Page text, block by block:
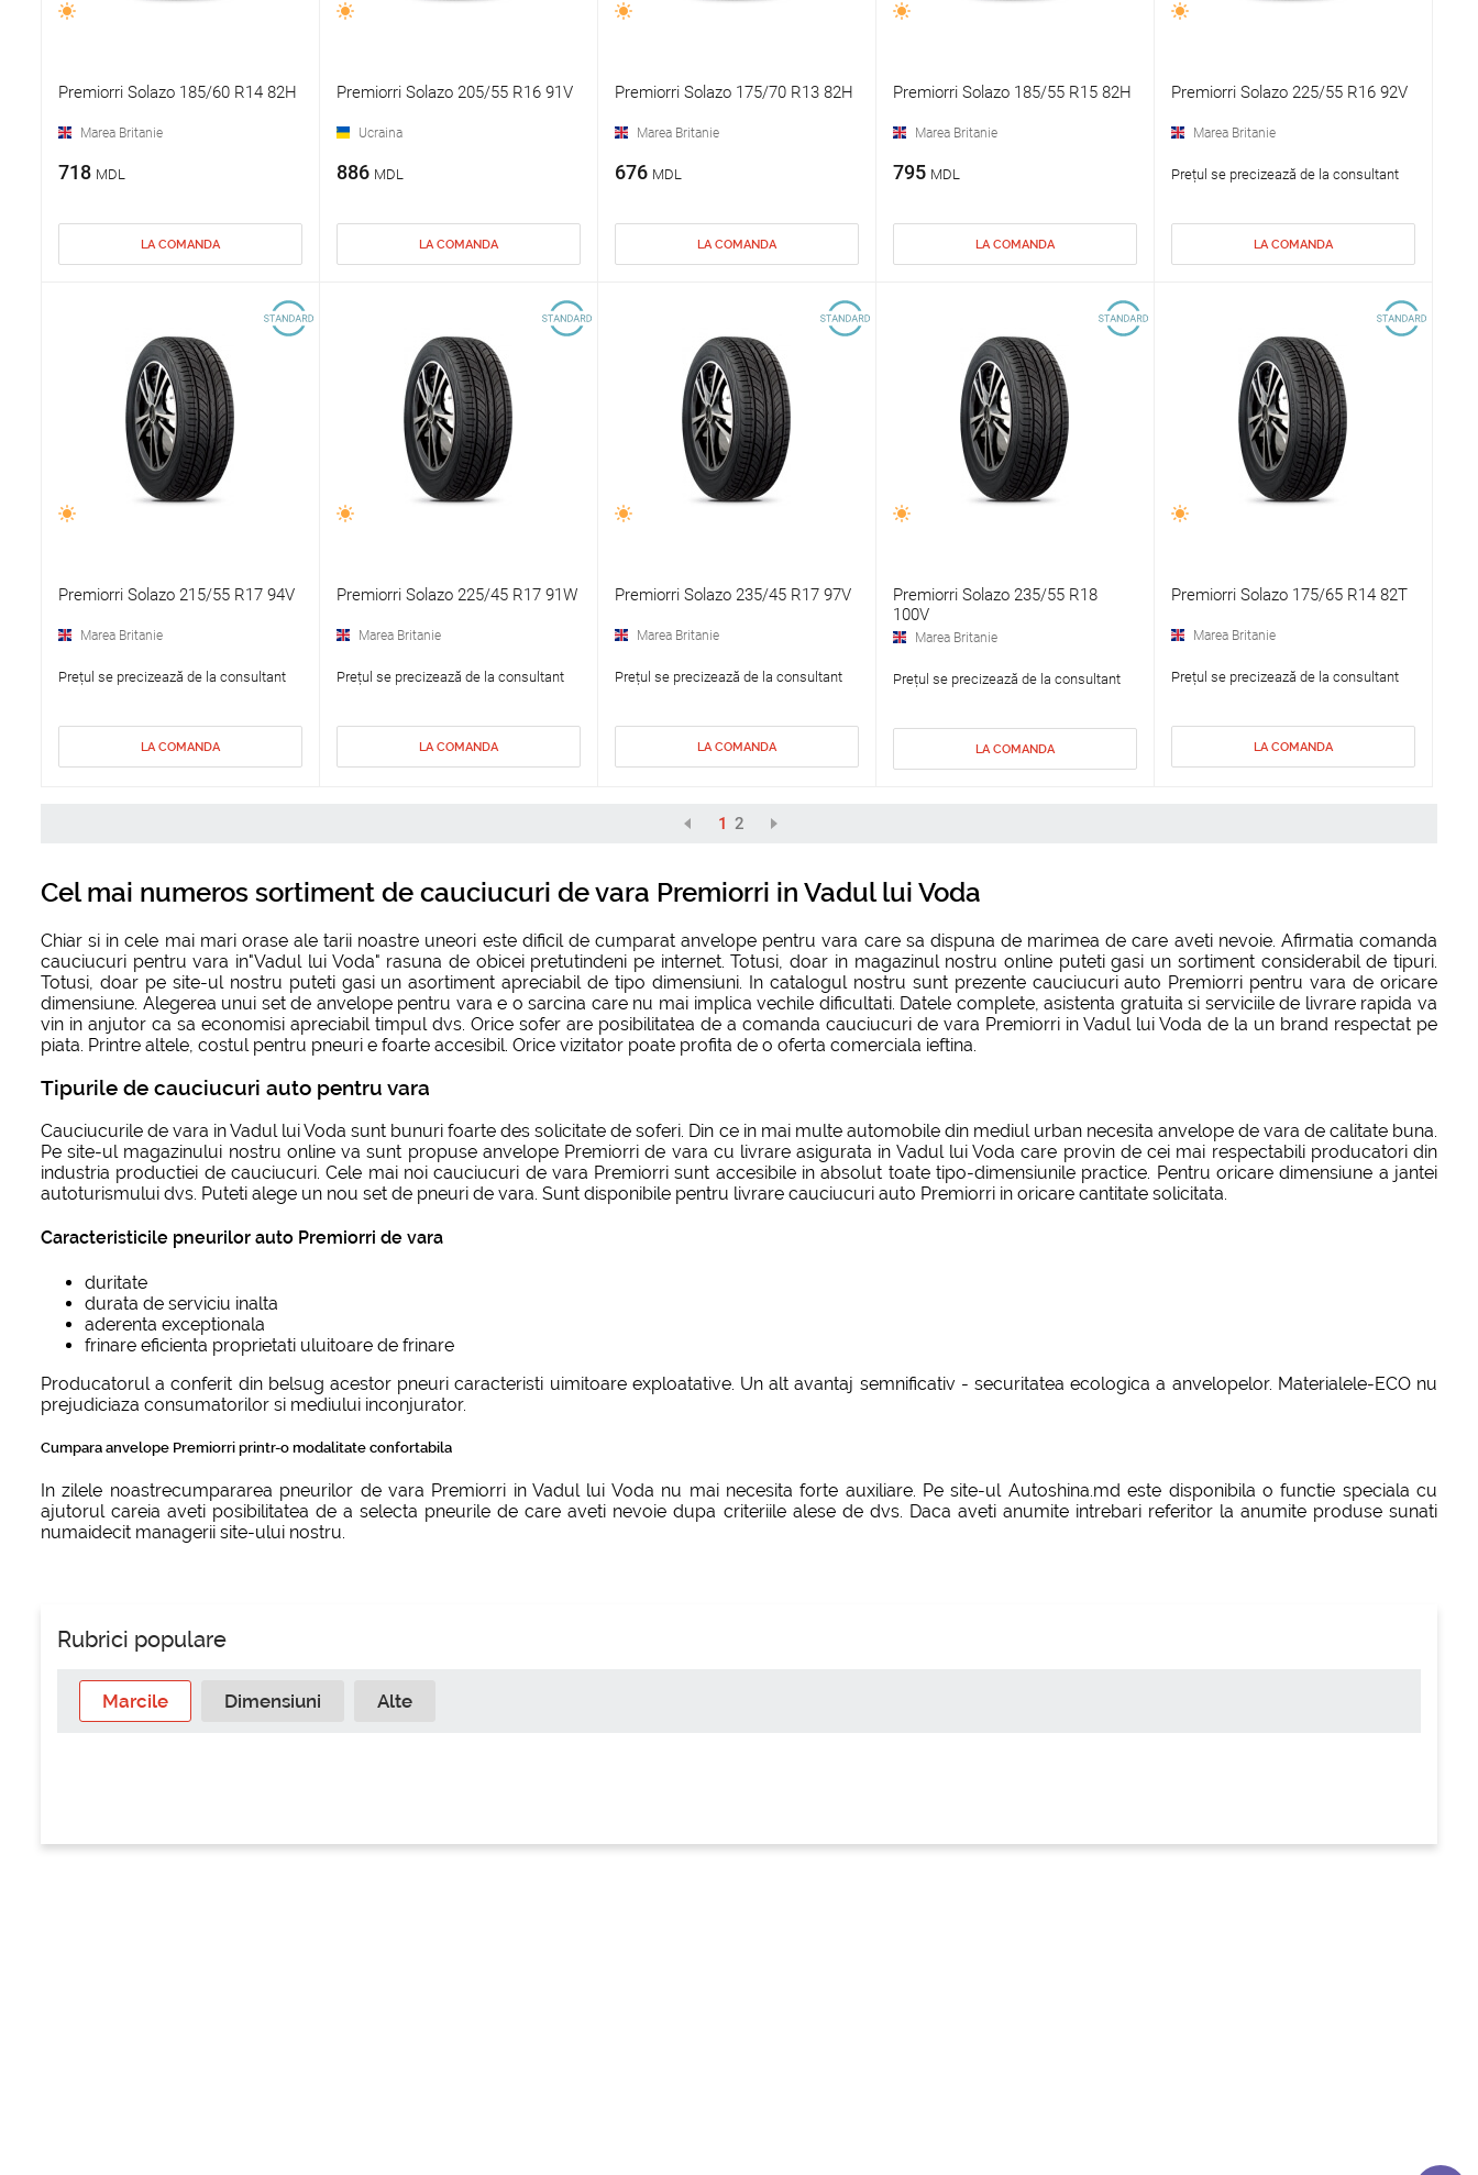
Premiorri Solazo 185/60 R14 82H
Marea Britanie
718 MDL
LA COMANDA
Premiorri Solazo 205/55 R16 91V
Ucraina
886 MDL
LA COMANDA
Premiorri Solazo 175/70 R13 82H
Marea Britanie
676 MDL
LA COMANDA
Premiorri Solazo 185/55 R15 82H
Marea Britanie
795 MDL
LA COMANDA
Premiorri Solazo 225/55 R16 92V
Marea Britanie
Prețul se precizează de la consultant
LA COMANDA
Premiorri Solazo 215/55 R17 94V
Marea Britanie
Prețul se precizează de la consultant
LA COMANDA
Premiorri Solazo 225/45 R17 91W
Marea Britanie
Prețul se precizează de la consultant
LA COMANDA
Premiorri Solazo 235/45 R17 97V
Marea Britanie
Prețul se precizează de la consultant
LA COMANDA
Premiorri Solazo 235/55 R18
100V
Marea Britanie
Prețul se precizează de la consultant
LA COMANDA
Premiorri Solazo 175/65 R14 82T
Marea Britanie
Prețul se precizează de la consultant
LA COMANDA
1 2
Cel mai numeros sortiment de cauciucuri de vara Premiorri in Vadul lui Voda
Chiar si in cele mai mari orase ale tarii noastre uneori este dificil de cumparat anvelope pentru vara care sa dispuna de marimea de care aveti nevoie. Afirmatia comanda
cauciucuri pentru vara in"Vadul lui Voda" rasuna de obicei pretutindeni pe internet. Totusi, doar in magazinul nostru online puteti gasi un sortiment considerabil de tipuri.
Totusi, doar pe site-ul nostru puteti gasi un asortiment apreciabil de tipo dimensiuni. In catalogul nostru sunt prezente cauciucuri auto Premiorri pentru vara de oricare
dimensiune. Alegerea unui set de anvelope pentru vara e o sarcina care nu mai implica vechile dificultati. Datele complete, asistenta gratuita si serviciile de livrare rapida va
vin in anjutor ca sa economisi apreciabil timpul dvs. Orice sofer are posibilitatea de a comanda cauciucuri de vara Premiorri in Vadul lui Voda de la un brand respectat pe
piata. Printre altele, costul pentru pneuri e foarte accesibil. Orice vizitator poate profita de o oferta comerciala ieftina.
Tipurile de cauciucuri auto pentru vara
Cauciucurile de vara in Vadul lui Voda sunt bunuri foarte des solicitate de soferi. Din ce in mai multe automobile din mediul urban necesita anvelope de vara de calitate buna.
Pe site-ul magazinului nostru online va sunt propuse anvelope Premiorri de vara cu livrare asigurata in Vadul lui Voda care provin de cei mai respectabili producatori din
industria productiei de cauciucuri. Cele mai noi cauciucuri de vara Premiorri sunt accesibile in absolut toate tipo-dimensiunile practice. Pentru oricare dimensiune a jantei
autoturismului dvs. Puteti alege un nou set de pneuri de vara. Sunt disponibile pentru livrare cauciucuri auto Premiorri in oricare cantitate solicitata.
Caracteristicile pneurilor auto Premiorri de vara
duritate
durata de serviciu inalta
aderenta exceptionala
frinare eficienta proprietati uluitoare de frinare
Producatorul a conferit din belsug acestor pneuri caracteristi uimitoare exploatative. Un alt avantaj semnificativ - securitatea ecologica a anvelopelor. Materialele-ECO nu
prejudiciaza consumatorilor si mediului inconjurator.
Cumpara anvelope Premiorri printr-o modalitate confortabila
In zilele noastrecumpararea pneurilor de vara Premiorri in Vadul lui Voda nu mai necesita forte auxiliare. Pe site-ul Autoshina.md este disponibila o functie speciala cu
ajutorul careia aveti posibilitatea de a selecta pneurile de care aveti nevoie dupa criteriile alese de dvs. Daca aveti anumite intrebari referitor la anumite produse sunati
numaidecit managerii site-ului nostru.
Rubrici populare
Marcile Dimensiuni Alte